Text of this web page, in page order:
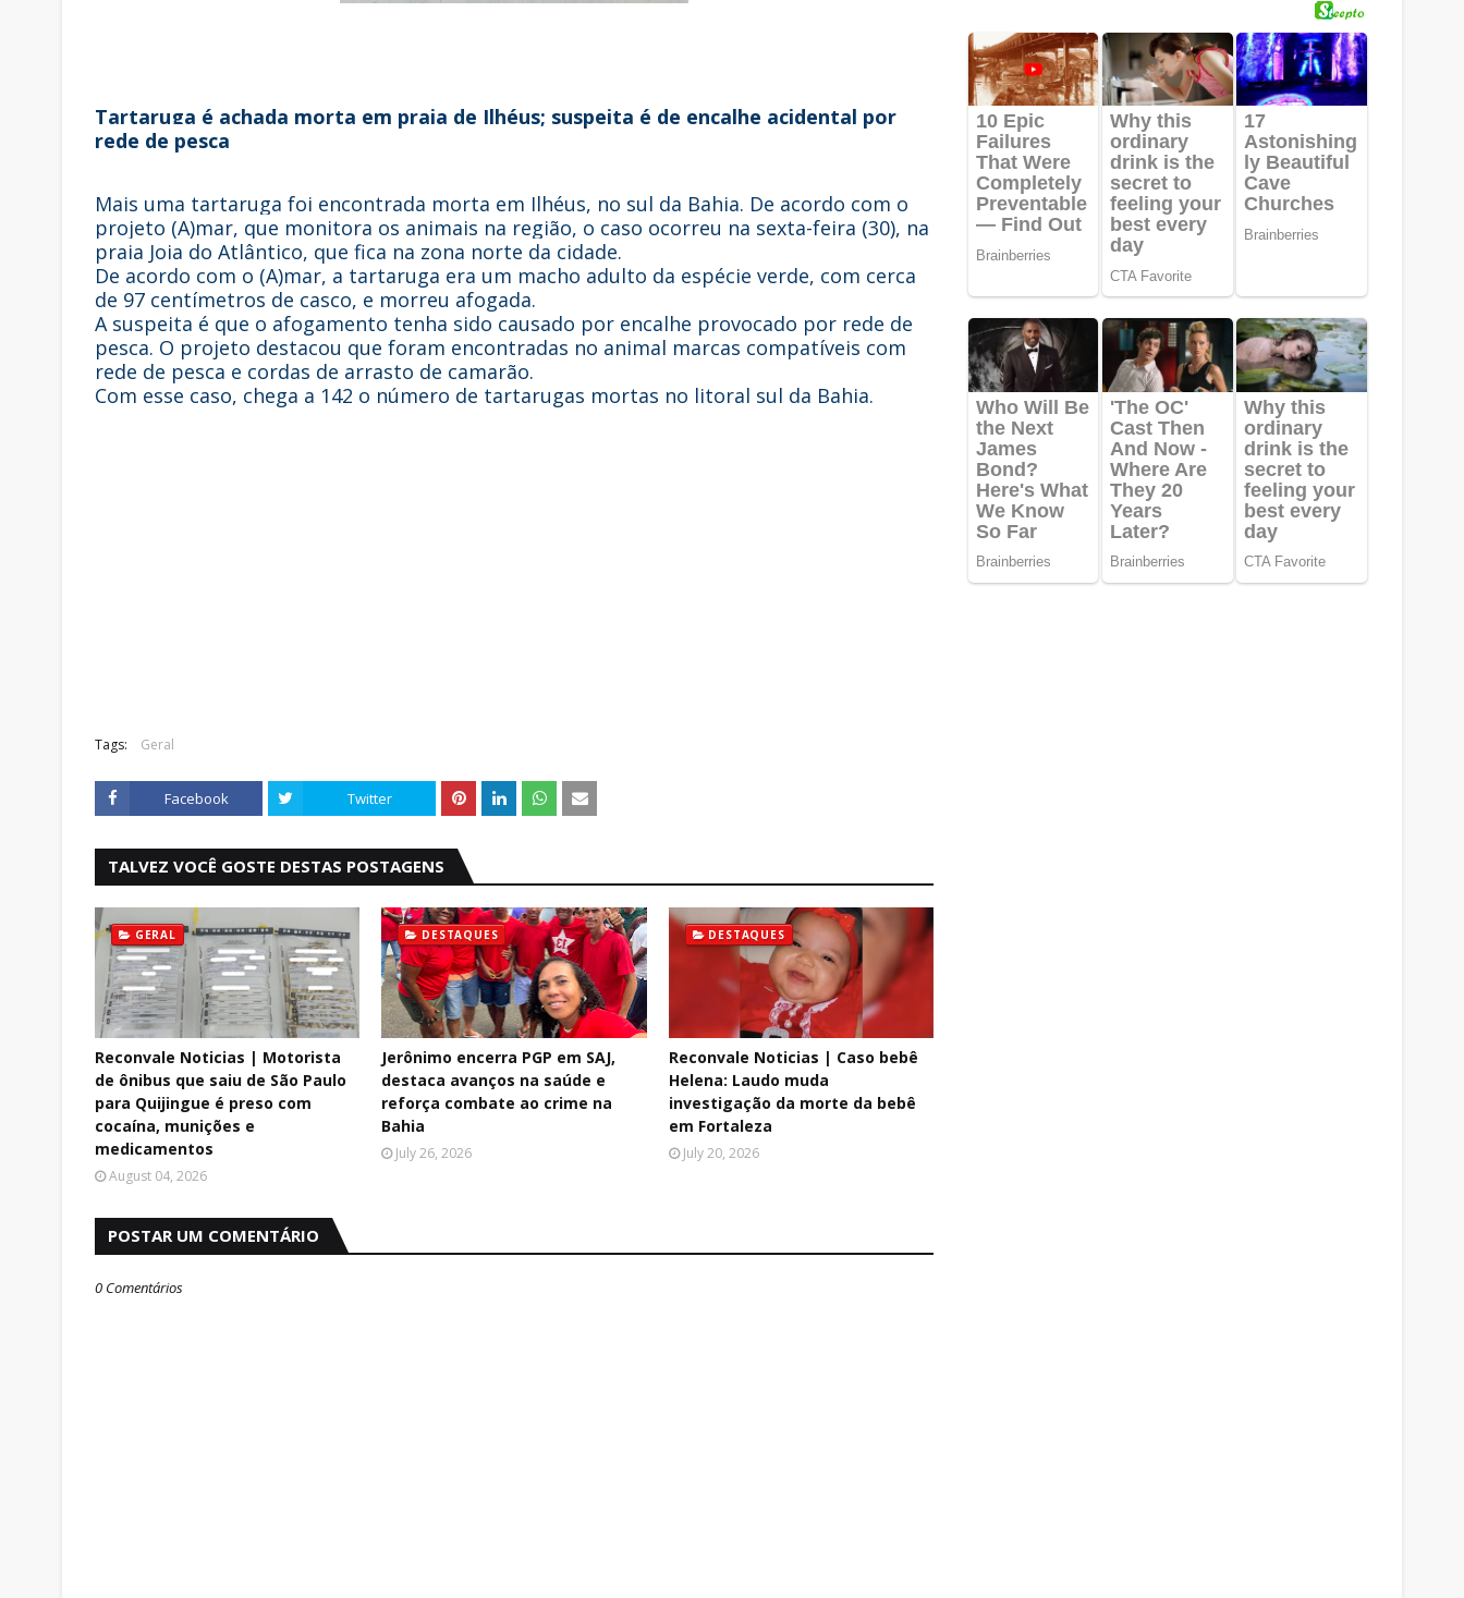
Tartaruga é achada morta em praia de Ilhéus; suspeita é de encalhe acidental por
rede de pesca
Mais uma tartaruga foi encontrada morta em Ilhéus, no sul da Bahia. De acordo com o
projeto (A)mar, que monitora os animais na região, o caso ocorreu na sexta-feira (30), na
praia Joia do Atlântico, que fica na zona norte da cidade.
De acordo com o (A)mar, a tartaruga era um macho adulto da espécie verde, com cerca
de 97 centímetros de casco, e morreu afogada.
A suspeita é que o afogamento tenha sido causado por encalhe provocado por rede de
pesca. O projeto destacou que foram encontradas no animal marcas compatíveis com
rede de pesca e cordas de arrasto de camarão.
Com esse caso, chega a 142 o número de tartarugas mortas no litoral sul da Bahia.
Tags: Geral
Facebook Twitter
TALVEZ VOCÊ GOSTE DESTAS POSTAGENS
GERAL
Reconvale Noticias | Motorista
de ônibus que saiu de São Paulo
para Quijingue é preso com
cocaína, munições e
medicamentos
August 04, 2026
DESTAQUES
Jerônimo encerra PGP em SAJ,
destaca avanços na saúde e
reforça combate ao crime na
Bahia
July 26, 2026
DESTAQUES
Reconvale Noticias | Caso bebê
Helena: Laudo muda
investigação da morte da bebê
em Fortaleza
July 20, 2026
POSTAR UM COMENTÁRIO
0 Comentários